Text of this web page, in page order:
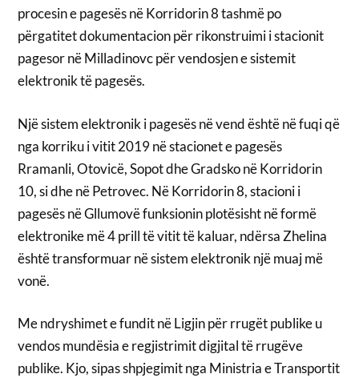
procesin e pagesës në Korridorin 8 tashmë po
përgatitet dokumentacion për rikonstruimi i stacionit
pagesor në Milladinovc për vendosjen e sistemit
elektronik të pagesës.
Një sistem elektronik i pagesës në vend është në fuqi që
nga korriku i vitit 2019 në stacionet e pagesës
Rramanli, Otovicë, Sopot dhe Gradsko në Korridorin
10, si dhe në Petrovec. Në Korridorin 8, stacioni i
pagesës në Gllumovë funksionin plotësisht në formë
elektronike më 4 prill të vitit të kaluar, ndërsa Zhelina
është transformuar në sistem elektronik një muaj më
vonë.
Me ndryshimet e fundit në Ligjin për rrugët publike u
vendos mundësia e regjistrimit digjital të rrugëve
publike. Kjo, sipas shpjegimit nga Ministria e Transportit